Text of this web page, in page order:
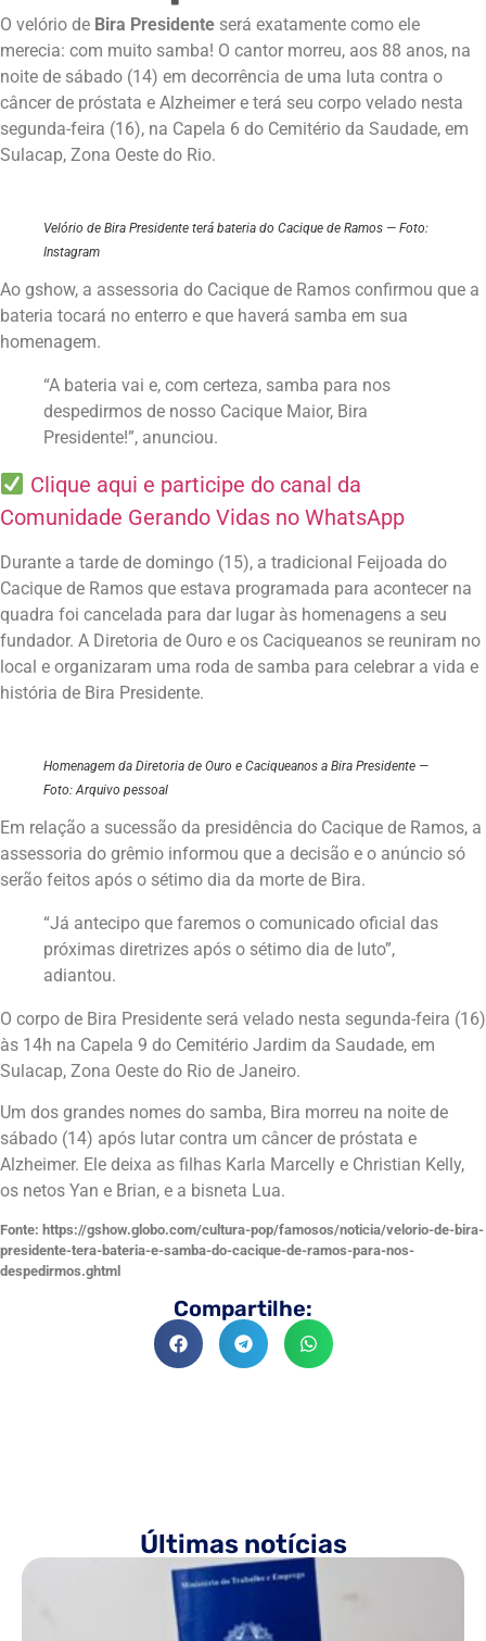
O velório de Bira Presidente será exatamente como ele
merecia: com muito samba! O cantor morreu, aos 88 anos, na
noite de sábado (14) em decorrência de uma luta contra o
câncer de próstata e Alzheimer e terá seu corpo velado nesta
segunda-feira (16), na Capela 6 do Cemitério da Saudade, em
Sulacap, Zona Oeste do Rio.
Velório de Bira Presidente terá bateria do Cacique de Ramos — Foto:
Instagram
Ao gshow, a assessoria do Cacique de Ramos confirmou que a
bateria tocará no enterro e que haverá samba em sua
homenagem.
“A bateria vai e, com certeza, samba para nos
despedirmos de nosso Cacique Maior, Bira
Presidente!”, anunciou.
Clique aqui e participe do canal da
Comunidade Gerando Vidas no WhatsApp
Durante a tarde de domingo (15), a tradicional Feijoada do
Cacique de Ramos que estava programada para acontecer na
quadra foi cancelada para dar lugar às homenagens a seu
fundador. A Diretoria de Ouro e os Caciqueanos se reuniram no
local e organizaram uma roda de samba para celebrar a vida e
história de Bira Presidente.
Homenagem da Diretoria de Ouro e Caciqueanos a Bira Presidente —
Foto: Arquivo pessoal
Em relação a sucessão da presidência do Cacique de Ramos, a
assessoria do grêmio informou que a decisão e o anúncio só
serão feitos após o sétimo dia da morte de Bira.
“Já antecipo que faremos o comunicado oficial das
próximas diretrizes após o sétimo dia de luto”,
adiantou.
O corpo de Bira Presidente será velado nesta segunda-feira (16)
às 14h na Capela 9 do Cemitério Jardim da Saudade, em
Sulacap, Zona Oeste do Rio de Janeiro.
Um dos grandes nomes do samba, Bira morreu na noite de
sábado (14) após lutar contra um câncer de próstata e
Alzheimer. Ele deixa as filhas Karla Marcelly e Christian Kelly,
os netos Yan e Brian, e a bisneta Lua.
Fonte: https://gshow.globo.com/cultura-pop/famosos/noticia/velorio-de-bira-
presidente-tera-bateria-e-samba-do-cacique-de-ramos-para-nos-
despedirmos.ghtml
Compartilhe:
Últimas notícias